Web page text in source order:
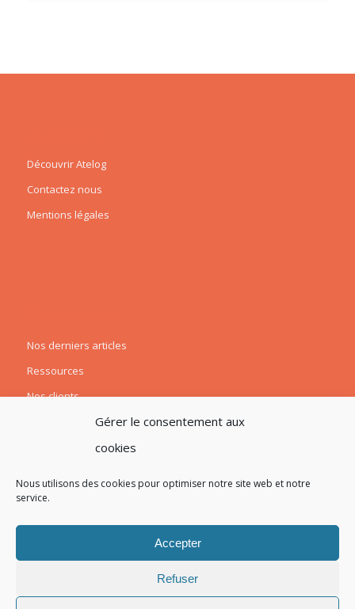
Gérer le consentement aux
cookies
Nous utilisons des cookies pour optimiser notre site web et notre
service.
Accepter
Refuser
Découvrir Atelog
Contactez nous
Mentions légales
Nos derniers articles
Ressources
Nos clients